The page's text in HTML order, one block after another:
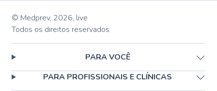
© Medprev, 2026, live
Todos os direitos reservados
PARA VOCÊ
PARA PROFISSIONAIS E CLÍNICAS